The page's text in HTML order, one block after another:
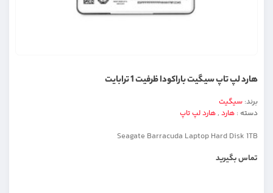
هارد لپ تاپ سیگیت باراکودا ظرفیت 1 ترابایت
برند: سیگیت
دسته : هارد ,هارد لپ تاپ
Seagate Barracuda Laptop Hard Disk 1TB
تماس بگیرید